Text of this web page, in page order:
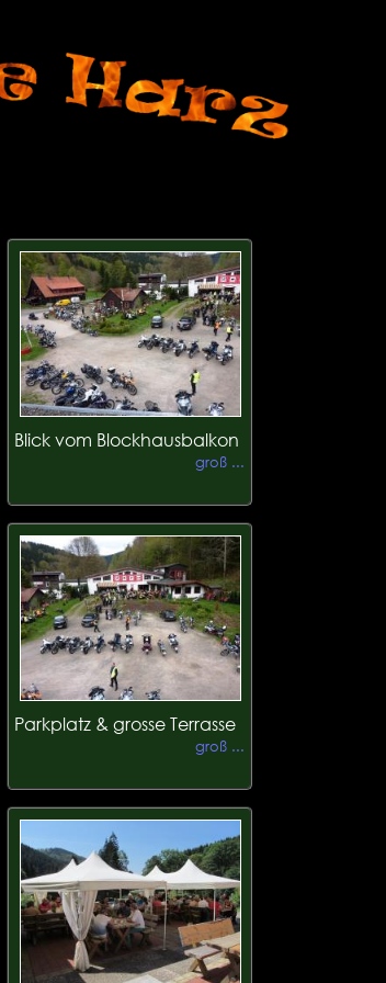
Blick vom Blockhausbalkon
groß ...
Parkplatz & grosse Terrasse
groß ...